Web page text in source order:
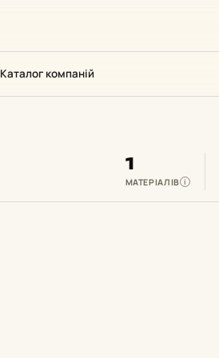
Каталог компаній
1
МАТЕРІАЛІВ i